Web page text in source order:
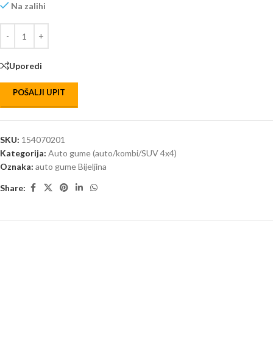
Na zalihi
Uporedi
POŠALJI UPIT
SKU: 154070201
Kategorija: Auto gume (auto/kombi/SUV 4x4)
Oznaka: auto gume Bijeljina
Share: